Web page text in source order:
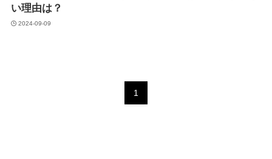
い理由は？
2024-09-09
1